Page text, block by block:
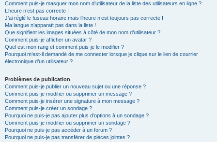
Comment puis-je masquer mon nom d’utilisateur de la liste des utilisateurs en ligne ?
L’heure n’est pas correcte !
J’ai réglé le fuseau horaire mais l’heure n’est toujours pas correcte !
Ma langue n’apparaît pas dans la liste !
Que signifient les images situées à côté de mon nom d’utilisateur ?
Comment puis-je afficher un avatar ?
Quel est mon rang et comment puis-je le modifier ?
Pourquoi m’est-il demandé de me connecter lorsque je clique sur le lien de courrier
électronique d’un utilisateur ?
Problèmes de publication
Comment puis-je publier un nouveau sujet ou une réponse ?
Comment puis-je modifier ou supprimer un message ?
Comment puis-je insérer une signature à mon message ?
Comment puis-je créer un sondage ?
Pourquoi ne puis-je pas ajouter plus d’options à un sondage ?
Comment puis-je modifier ou supprimer un sondage ?
Pourquoi ne puis-je pas accéder à un forum ?
Pourquoi ne puis-je pas transférer de pièces jointes ?